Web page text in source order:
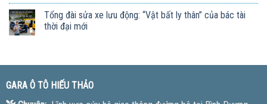
Tổng đài sửa xe lưu động: “Vật bất ly thân” của bác tài
thời đại mới
GARA Ô TÔ HIẾU THẢO